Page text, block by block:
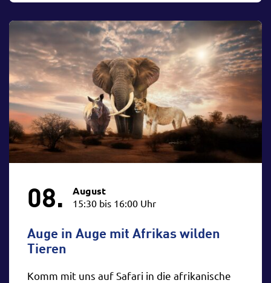
08. August
15:30 bis 16:00 Uhr
Auge in Auge mit Afrikas wilden
Tieren
Komm mit uns auf Safari in die afrikanische